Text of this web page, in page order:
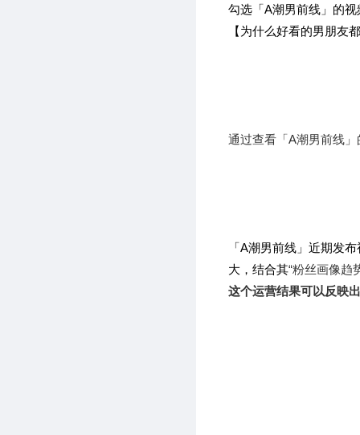
勾选「A潮男前线」的
【为什么好看的男朋友
通过查看「A潮男前线
「A潮男前线」近期发
大，结合其“粉丝画像趋
这个运营结果可以反映